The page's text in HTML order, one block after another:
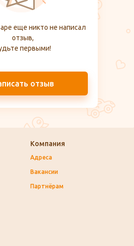
еще никто не написал
отзыв,
первыми!
отзыв
Компания
Адреса
Вакансии
Партнёрам